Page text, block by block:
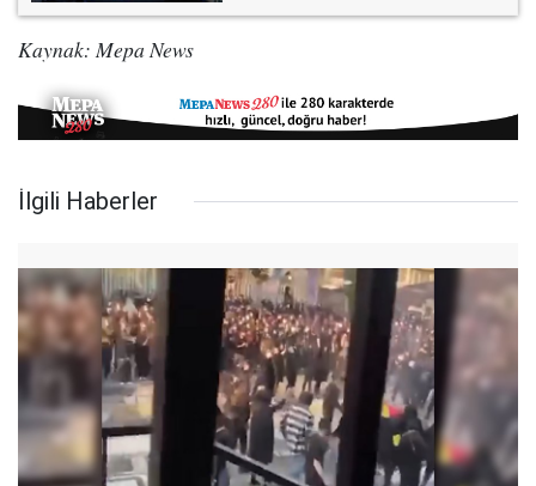
Kaynak: Mepa News
İlgili Haberler